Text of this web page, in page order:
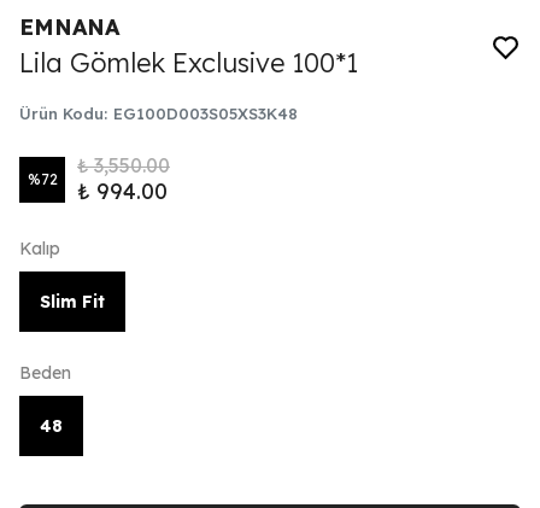
EMNANA
Lila Gömlek Exclusive 100*1
Ürün Kodu: EG100D003S05XS3K48
%72
₺ 3,550.00
₺ 994.00
Kalıp
Slim Fit
Beden
48